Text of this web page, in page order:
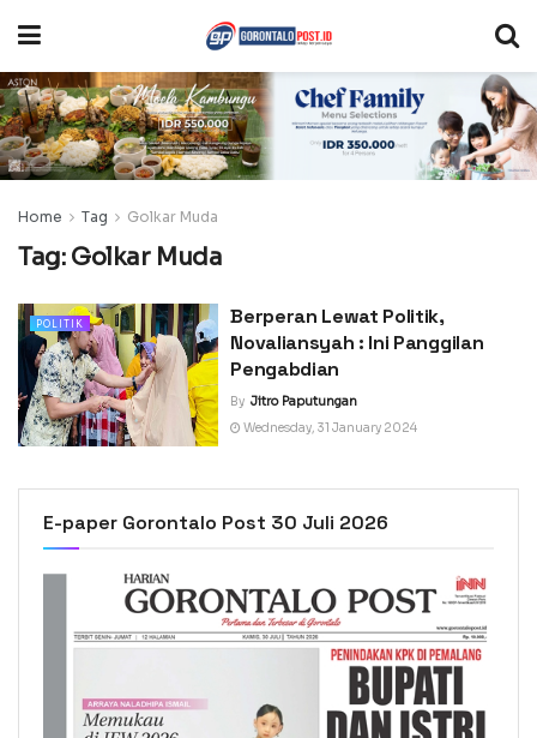
Home Tag Golkar Muda
Tag: Golkar Muda
POLITIK
Berperan Lewat Politik,
Novaliansyah : Ini Panggilan
Pengabdian
By Jitro Paputungan
Wednesday, 31 January 2024
E-paper Gorontalo Post 30 Juli 2026